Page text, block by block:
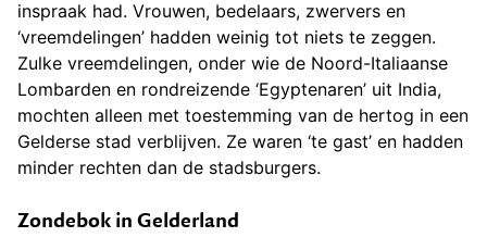
inspraak had. Vrouwen, bedelaars, zwervers en
‘vreemdelingen’ hadden weinig tot niets te zeggen.
Zulke vreemdelingen, onder wie de Noord-Italiaanse
Lombarden en rondreizende ‘Egyptenaren’ uit India,
mochten alleen met toestemming van de hertog in een
Gelderse stad verblijven. Ze waren ‘te gast’ en hadden
minder rechten dan de stadsburgers.
Zondebok in Gelderland